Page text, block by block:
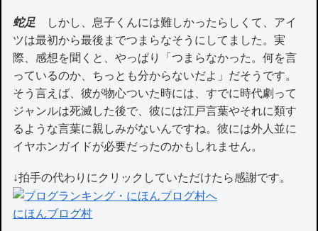
蛇足
しかし、息子くんには難しかったらしくて、アイ
ツは最初から最後までつまらなそうにしてました。実
際、感想を聞くと、やっぱり「つまらなかった。何を言
っているのか、ちっとも分からないだよ」だそうです。
そう言えば、彼が物心ついた時には、すでに時代劇って
ジャンルは死滅した後で、彼には江戸言葉やそれに類す
るような言葉に親しみがないんですね。彼には外人並に
イヤホンガイドが必要だったのかもしれません。
↓拍手の代わりにクリックしていただけたら感謝です。
にほんブログ村